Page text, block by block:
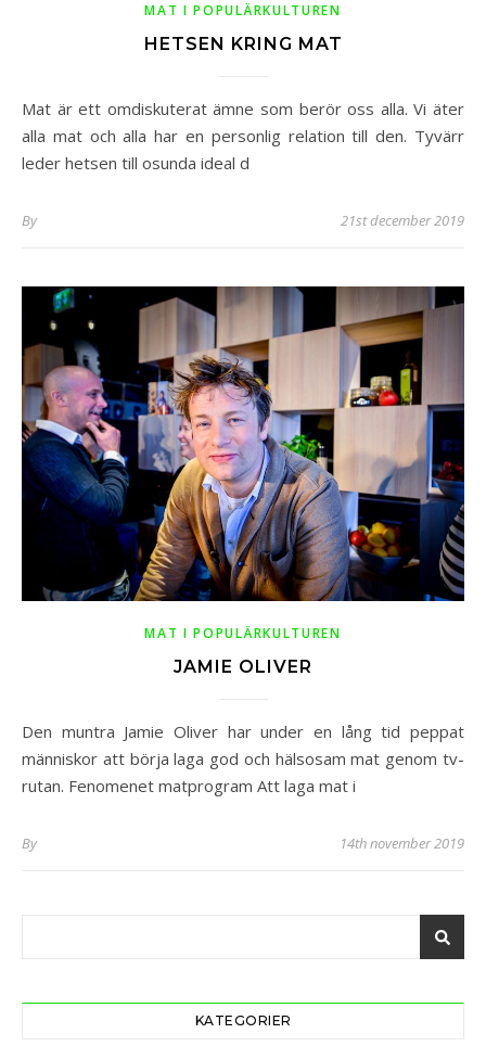
MAT I POPULÄRKULTUREN
HETSEN KRING MAT
Mat är ett omdiskuterat ämne som berör oss alla. Vi äter
alla mat och alla har en personlig relation till den. Tyvärr
leder hetsen till osunda ideal d
By 21st december 2019
MAT I POPULÄRKULTUREN
JAMIE OLIVER
Den muntra Jamie Oliver har under en lång tid peppat
människor att börja laga god och hälsosam mat genom tv-
rutan. Fenomenet matprogram Att laga mat i
By 14th november 2019
KATEGORIER